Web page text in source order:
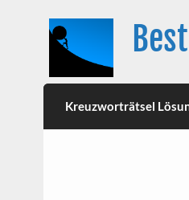
Kreuzworträtsel